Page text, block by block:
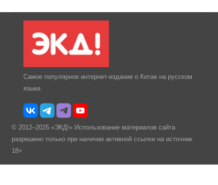
Самое популярное интернет-издание о Китае на русском
языке.
© 2012–2025 «ЭКД!» Использование материалов сайта
разрешено только при наличии активной ссылки на источник.
18+